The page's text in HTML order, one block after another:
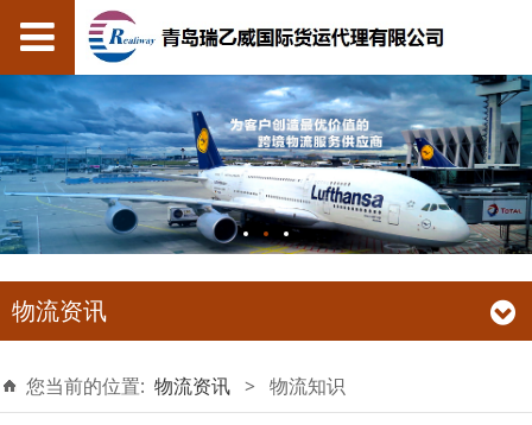
物流资讯
您当前的位置: 物流资讯 > 物流知识